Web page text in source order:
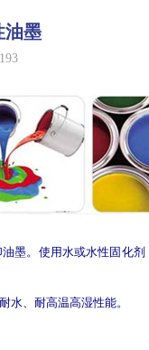
油墨
193
油墨。使用水或水性 固化剂
水、耐高温高湿性能。